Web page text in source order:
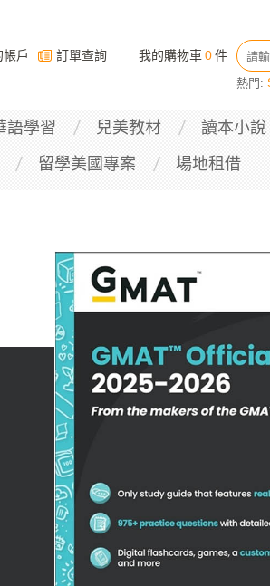
帳戶 訂單查詢 我的購物車 0件
熱門:
語學習 兒美教材 讀本小說
留學美國專案 場地租借